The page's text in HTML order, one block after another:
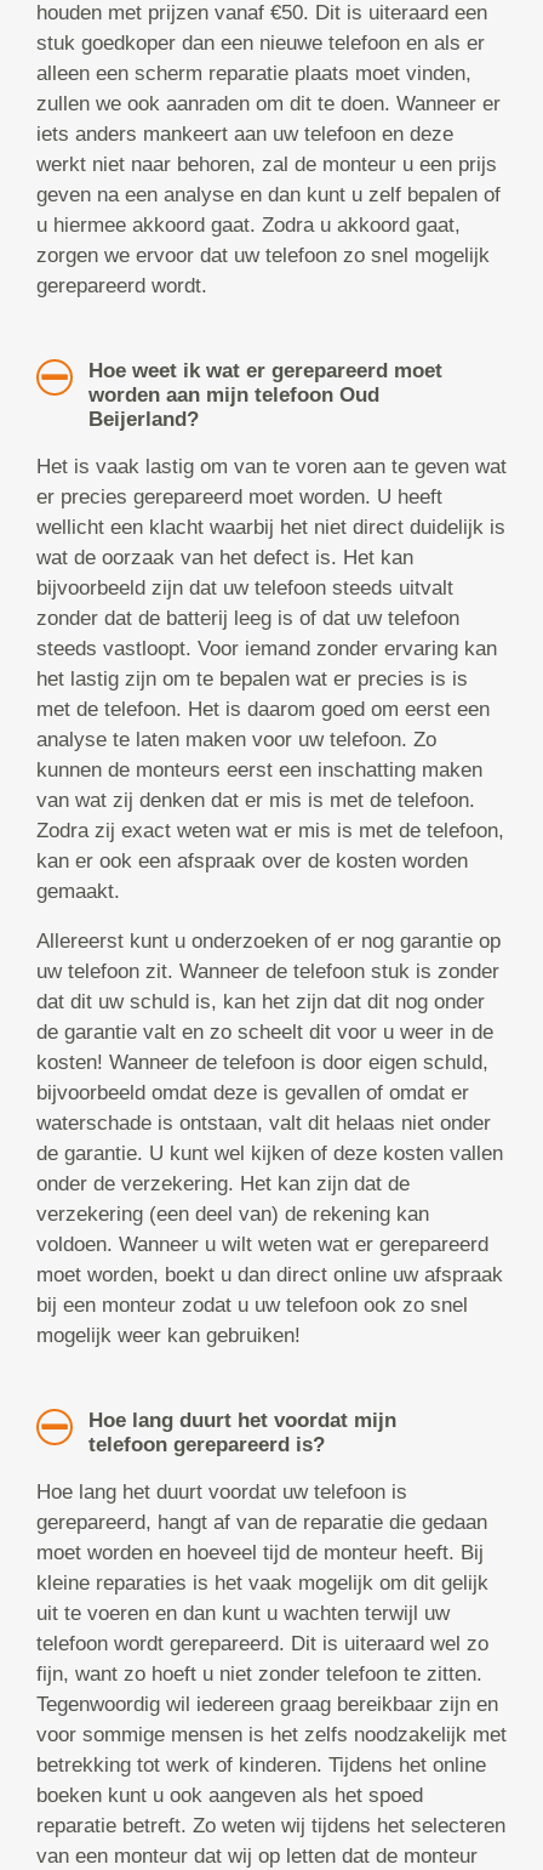
houden met prijzen vanaf €50. Dit is uiteraard een
stuk goedkoper dan een nieuwe telefoon en als er
alleen een scherm reparatie plaats moet vinden,
zullen we ook aanraden om dit te doen. Wanneer er
iets anders mankeert aan uw telefoon en deze
werkt niet naar behoren, zal de monteur u een prijs
geven na een analyse en dan kunt u zelf bepalen of
u hiermee akkoord gaat. Zodra u akkoord gaat,
zorgen we ervoor dat uw telefoon zo snel mogelijk
gerepareerd wordt.
Hoe weet ik wat er gerepareerd moet
worden aan mijn telefoon Oud
Beijerland?
Het is vaak lastig om van te voren aan te geven wat
er precies gerepareerd moet worden. U heeft
wellicht een klacht waarbij het niet direct duidelijk is
wat de oorzaak van het defect is. Het kan
bijvoorbeeld zijn dat uw telefoon steeds uitvalt
zonder dat de batterij leeg is of dat uw telefoon
steeds vastloopt. Voor iemand zonder ervaring kan
het lastig zijn om te bepalen wat er precies is is
met de telefoon. Het is daarom goed om eerst een
analyse te laten maken voor uw telefoon. Zo
kunnen de monteurs eerst een inschatting maken
van wat zij denken dat er mis is met de telefoon.
Zodra zij exact weten wat er mis is met de telefoon,
kan er ook een afspraak over de kosten worden
gemaakt.
Allereerst kunt u onderzoeken of er nog garantie op
uw telefoon zit. Wanneer de telefoon stuk is zonder
dat dit uw schuld is, kan het zijn dat dit nog onder
de garantie valt en zo scheelt dit voor u weer in de
kosten! Wanneer de telefoon is door eigen schuld,
bijvoorbeeld omdat deze is gevallen of omdat er
waterschade is ontstaan, valt dit helaas niet onder
de garantie. U kunt wel kijken of deze kosten vallen
onder de verzekering. Het kan zijn dat de
verzekering (een deel van) de rekening kan
voldoen. Wanneer u wilt weten wat er gerepareerd
moet worden, boekt u dan direct online uw afspraak
bij een monteur zodat u uw telefoon ook zo snel
mogelijk weer kan gebruiken!
Hoe lang duurt het voordat mijn
telefoon gerepareerd is?
Hoe lang het duurt voordat uw telefoon is
gerepareerd, hangt af van de reparatie die gedaan
moet worden en hoeveel tijd de monteur heeft. Bij
kleine reparaties is het vaak mogelijk om dit gelijk
uit te voeren en dan kunt u wachten terwijl uw
telefoon wordt gerepareerd. Dit is uiteraard wel zo
fijn, want zo hoeft u niet zonder telefoon te zitten.
Tegenwoordig wil iedereen graag bereikbaar zijn en
voor sommige mensen is het zelfs noodzakelijk met
betrekking tot werk of kinderen. Tijdens het online
boeken kunt u ook aangeven als het spoed
reparatie betreft. Zo weten wij tijdens het selecteren
van een monteur dat wij op letten dat de monteur